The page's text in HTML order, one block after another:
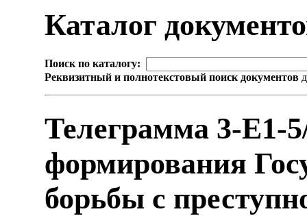
Каталог
Поиск по каталогу:
Реквизитный и полнотекстовый поиск документов
Телеграмма 3-Е1-
формирования
борьбы с